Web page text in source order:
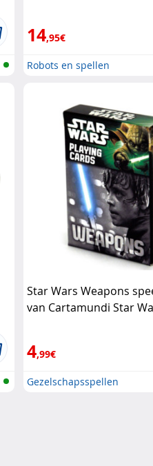
14,95€
Robots en spellen
Star Wars Weapons
van Cartamundi Star
4,99€
Gezelschapsspellen